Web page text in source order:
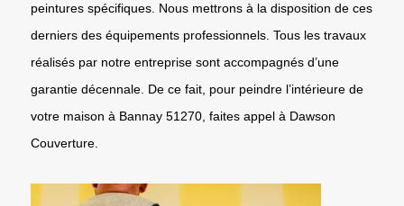
peintures spécifiques. Nous mettrons à la disposition de ces
derniers des équipements professionnels. Tous les travaux
réalisés par notre entreprise sont accompagnés d’une
garantie décennale. De ce fait, pour peindre l’intérieure de
votre maison à Bannay 51270, faites appel à Dawson
Couverture.